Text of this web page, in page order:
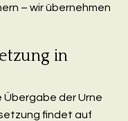
– wir übernehmen
in
Übergabe der Urne
findet auf